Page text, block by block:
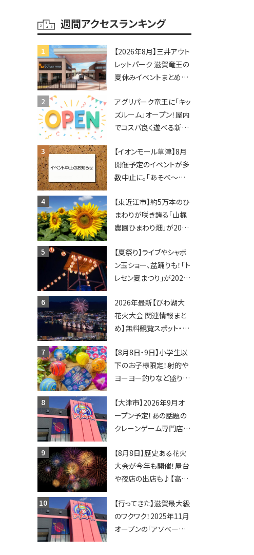
トまで盛りだくさん！
週間アクセスランキング
【2026年8月】三井アウト
レットパーク 滋賀竜王の
夏休みイベントまとめ！
辛グルメ・フォトコンテス
トまで盛りだくさん！
アグリパーク竜王に「キッ
ズルーム」オープン！屋内
でコスパ良く遊べる新施
合いが無料に★
【イオンモール草津】8月
開催予定のイベントが多
数中止に。「あそべ〜る
ショーなど
【東近江市】約5万本のひ
まわりが咲き誇る「山梶
農園ひまわり畑」が2026
ポットやキッチンカーも
登場！何度も入園できる
フリーパスも販売★
【夏祭り】ライブやシャボ
ン玉ショー、盆踊りも！「ト
レセン夏まつり」が2026
2026年最新【びわ湖大
花火大会 関連情報まと
め】無料観覧スポット・同
ップ・交通規制に近隣施
設の駐車場情報なども
要チェック★
【8月8日・9日】小学生以
下のお子様限定！射的や
ヨーヨー釣りなど盛りだ
ちびっこ縁日開催♪【モリ
ーブ】
【大津市】2026年9月オ
ープン予定！あの話題の
クレーンゲーム専門店
ってくる！豊郷店に続く滋
賀2店舗目★
【8月8日】歴史ある花火
大会が今年も開催！屋台
や夜店の出店も♪【高宮
【行ってきた】滋賀最大級
のワクワク！2025年11月
オープンの「アソベース